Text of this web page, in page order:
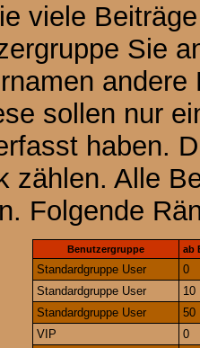
viele
Sie
sollen nur
haben.
zählen. Alle
Folgende
Benutzergruppe ab
Standardgruppe User
0
Standardgruppe User
10
Standardgruppe User
50
VIP
0